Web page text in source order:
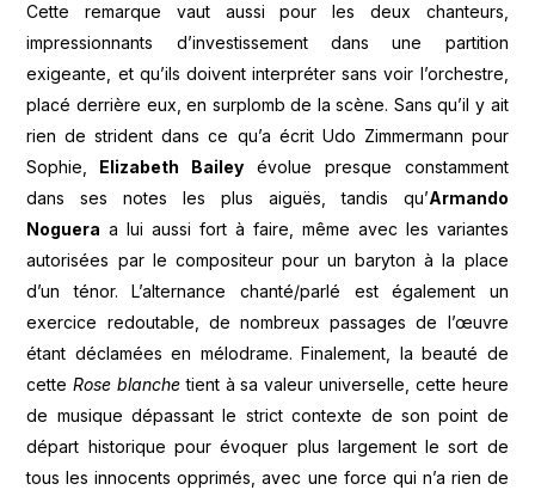
Cette remarque vaut aussi pour les deux chanteurs,
impressionnants d’investissement dans une partition
exigeante, et qu’ils doivent interpréter sans voir l’orchestre,
placé derrière eux, en surplomb de la scène. Sans qu’il y ait
rien de strident dans ce qu’a écrit Udo Zimmermann pour
Sophie,
Elizabeth Bailey évolue presque constamment
dans ses notes les plus aiguës, tandis qu’Armando
Noguera a lui aussi fort à faire, même avec les variantes
autorisées par le compositeur pour un baryton à la place
d’un ténor. L’alternance chanté/parlé est également un
exercice redoutable, de nombreux passages de l’œuvre
étant déclamées en mélodrame. Finalement, la beauté de
cetteRose blanche tient à sa valeur universelle, cette heure
de musique dépassant le strict contexte de son point de
départ historique pour évoquer plus largement le sort de
tous les innocents opprimés, avec une force qui n’a rien de